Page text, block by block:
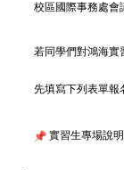
校區國際事務處會
若同學們對鴻海實
先填寫下列表單報
實習生專場說